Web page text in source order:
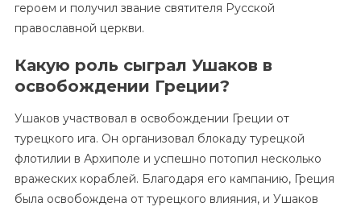
героем и получил звание святителя Русской
православной церкви.
Какую роль сыграл Ушаков в
освобождении Греции?
Ушаков участвовал в освобождении Греции от
турецкого ига. Он организовал блокаду турецкой
флотилии в Архиполе и успешно потопил несколько
вражеских кораблей. Благодаря его кампанию, Греция
была освобождена от турецкого влияния, и Ушаков